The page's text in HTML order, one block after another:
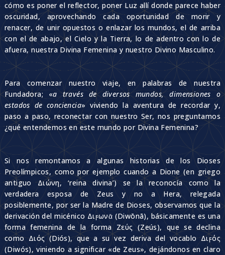
cómo es poner el reflector, poner Luz allí donde parece haber
oscuridad, aprovechando cada oportunidad de morir y
renacer, de unir opuestos o enlazar los mundos, el de arriba
con el de abajo, el Cielo y la Tierra, lo de adentro con lo de
afuera, nuestra Divina Femenina y nuestro Divino Masculino.
Para comenzar nuestro viaje, en palabras de nuestra
Fundadora; «a través de diversos mundos, dimensiones o
estados de conciencia» viviendo la aventura de recordar y,
paso a paso, reconectar con nuestro Ser, nos preguntamos
¿qué entendemos en este mundo por Divina Femenina?
Si nos remontamos a algunas historias de los Dioses
Preolímpicos, como por ejemplo cuando a Dione (en griego
antiguo Διώνη, ‘reina divina’) se la reconocía como la
verdadera esposa de Zeus y no a Hera, relegada
posiblemente, por ser la Madre de Dioses, observamos que la
derivación del micénico Διϝωνᾱ (Diwōnā), básicamente es una
forma femenina de la forma Ζεύς (Zeús), que se declina
como Διός (Diós), que a su vez deriva del vocablo Διϝός
(Diwós), viniendo a significar «de Zeus», dejándonos en claro